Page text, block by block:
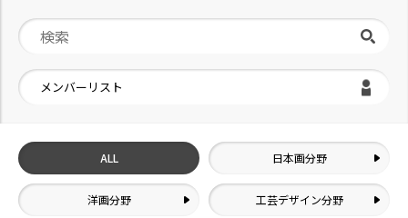
メンバーリスト
ALL 日本画分野
洋画分野 工芸デザイン分野